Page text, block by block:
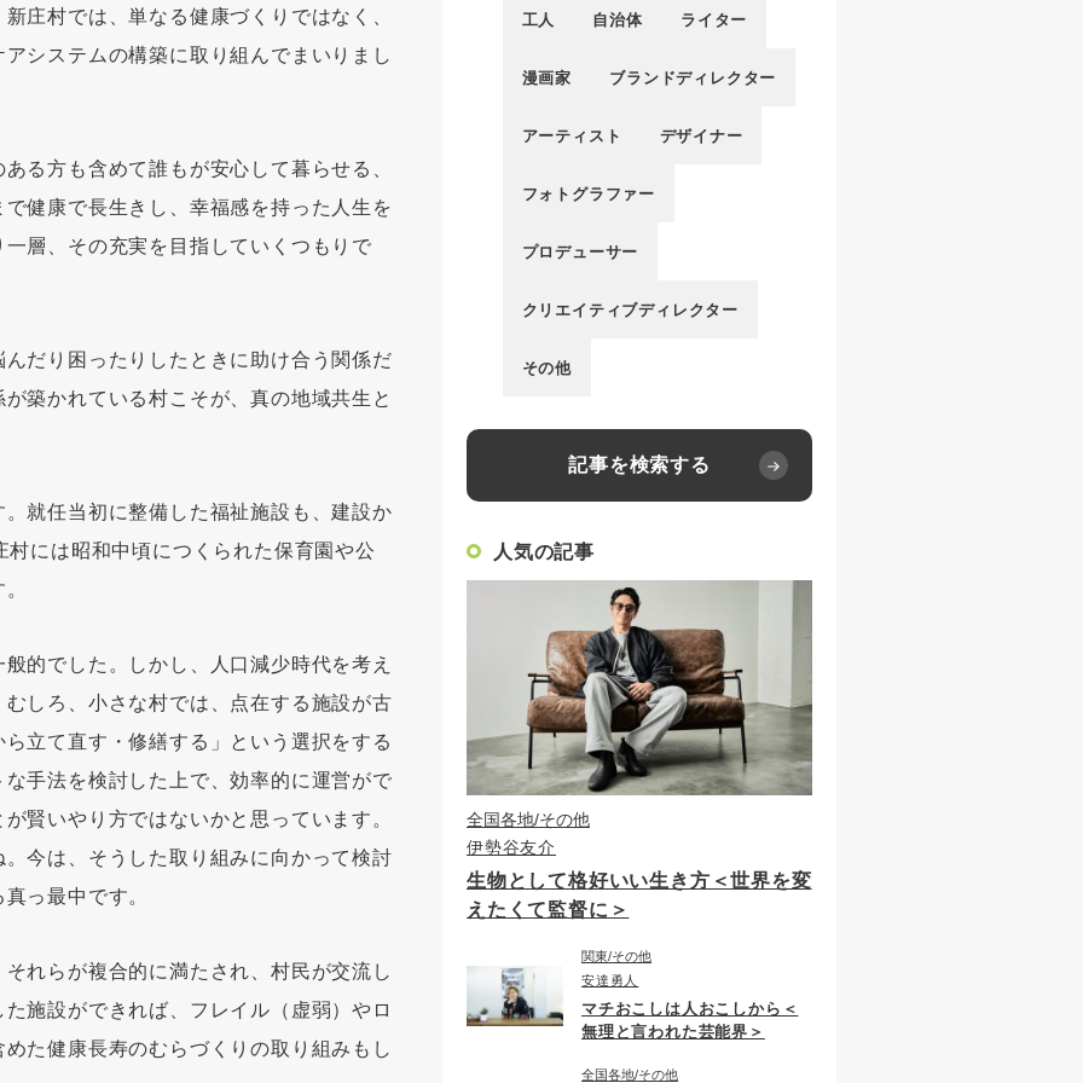
庄村では、単なる健康づくりではなく、
システムの構築に取り組んでまいりまし
る方も含めて誰もが安心して暮らせる、
健康で長生きし、幸福感を持った人生を
層、その充実を目指していくつもりで
だり困ったりしたときに助け合う関係だ
築かれている村こそが、真の地域共生と
就任当初に整備した福祉施設も、建設か
には昭和中頃につくられた保育園や公
的でした。しかし、人口減少時代を考え
しろ、小さな村では、点在する施設が古
立て直す・修繕する」という選択をする
手法を検討した上で、効率的に運営がで
賢いやり方ではないかと思っています。
今は、そうした取り組みに向かって検討
っ最中です。
れらが複合的に満たされ、村民が交流し
施設ができれば、フレイル（虚弱）やロ
た健康長寿のむらづくりの取り組みもし
工人 自治体 ライター
漫画家 ブランドディレクター
アーティスト デザイナー
フォトグラファー
プロデューサー
クリエイティブディレクター
その他
記事を検索する
人気の記事
全国各地 その他
伊勢谷友介
生物として格好いい生き方＜世界を変
えたくて監督に＞
関東 その他
安達勇人
マチおこしは人おこしから＜
無理と言われた芸能界＞
全国各地 その他